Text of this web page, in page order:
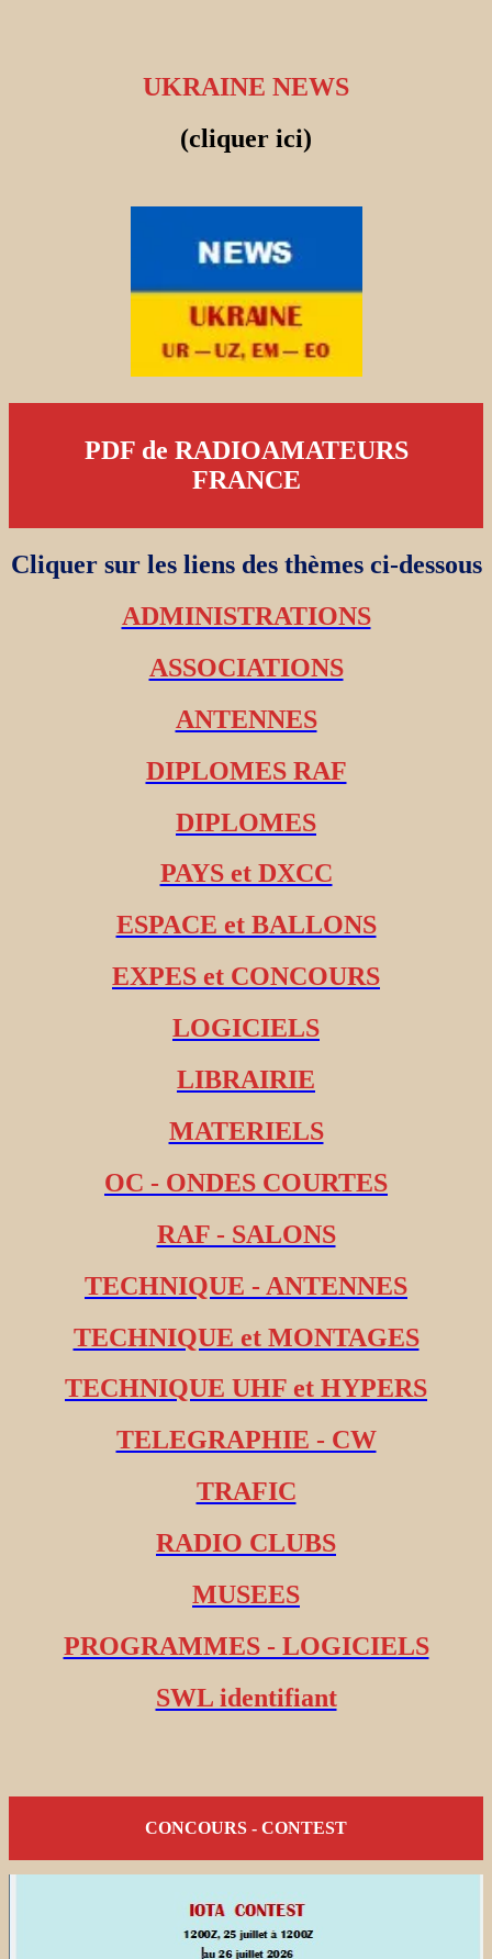
UKRAINE NEWS
(cliquer ici)
PDF de RADIOAMATEURS
FRANCE
Cliquer sur les liens des thèmes ci-dessous
ADMINISTRATIONS
ASSOCIATIONS
ANTENNES
DIPLOMES RAF
DIPLOMES
PAYS et DXCC
ESPACE et BALLONS
EXPES et CONCOURS
LOGICIELS
LIBRAIRIE
MATERIELS
OC - ONDES COURTES
RAF - SALONS
TECHNIQUE - ANTENNES
TECHNIQUE et MONTAGES
TECHNIQUE UHF et HYPERS
TELEGRAPHIE - CW
TRAFIC
RADIO CLUBS
MUSEES
PROGRAMMES - LOGICIELS
SWL identifiant
CONCOURS - CONTEST